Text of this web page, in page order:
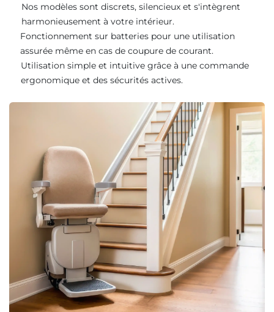
Nos modèles sont discrets, silencieux et s'intègrent
harmonieusement à votre intérieur.
Fonctionnement sur batteries pour une utilisation
assurée même en cas de coupure de courant.
Utilisation simple et intuitive grâce à une commande
ergonomique et des sécurités actives.